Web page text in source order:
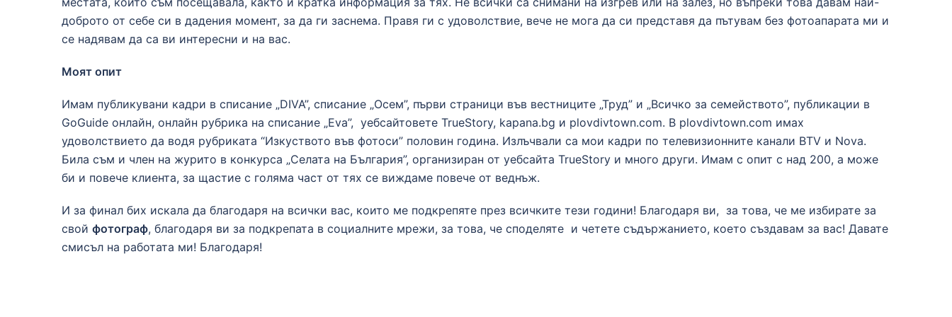
доброто от себе си в дадения момент, за да ги заснема. Правя ги с удоволствие, вече не мога да си представя да пътувам без фотоапарата ми и
се надявам да са ви интересни и на вас.
Моят опит
Имам публикувани кадри в списание „DIVA”, списание „Осем”, първи страници във вестниците „Труд” и „Всичко за семейството”, публикации в
GoGuide онлайн, онлайн рубрика на списание „Eva”, уебсайтовете TrueStory, kapana.bg и plovdivtown.com. В plovdivtown.com имах
удоволствието да водя рубриката “Изкуството във фотоси” половин година. Излъчвали са мои кадри по телевизионните канали BTV и Nova.
Била съм и член на журито в конкурса „Селата на България”, организиран от уебсайта TrueStory и много други. Имам с опит с над 200, а може
би и повече клиента, за щастие с голяма част от тях се виждаме повече от веднъж.
И за финал бих искала да благодаря на всички вас, които ме подкрепяте през всичките тези години! Благодаря ви, за това, че ме избирате за
свой фотограф, благодаря ви за подкрепата в социалните мрежи, за това, че споделяте и четете съдържанието, което създавам за вас! Давате
смисъл на работата ми! Благодаря!